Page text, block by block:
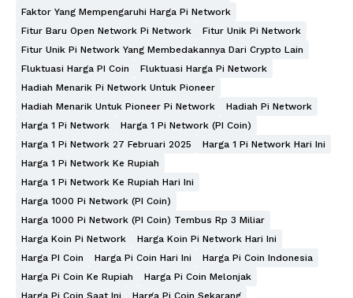
Faktor Yang Mempengaruhi Harga Pi Network
Fitur Baru Open Network Pi Network
Fitur Unik Pi Network
Fitur Unik Pi Network Yang Membedakannya Dari Crypto Lain
Fluktuasi Harga PI Coin
Fluktuasi Harga Pi Network
Hadiah Menarik Pi Network Untuk Pioneer
Hadiah Menarik Untuk Pioneer Pi Network
Hadiah Pi Network
Harga 1 Pi Network
Harga 1 Pi Network (PI Coin)
Harga 1 Pi Network 27 Februari 2025
Harga 1 Pi Network Hari Ini
Harga 1 Pi Network Ke Rupiah
Harga 1 Pi Network Ke Rupiah Hari Ini
Harga 1000 Pi Network (PI Coin)
Harga 1000 Pi Network (PI Coin) Tembus Rp 3 Miliar
Harga Koin Pi Network
Harga Koin Pi Network Hari Ini
Harga PI Coin
Harga Pi Coin Hari Ini
Harga Pi Coin Indonesia
Harga Pi Coin Ke Rupiah
Harga Pi Coin Melonjak
Harga Pi Coin Saat Ini
Harga Pi Coin Sekarang